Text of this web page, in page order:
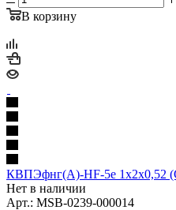
В корзину
КВПЭфнг(А)-HF-5е 1х2х0,52
Нет в наличии
Арт.: MSB-0239-000014